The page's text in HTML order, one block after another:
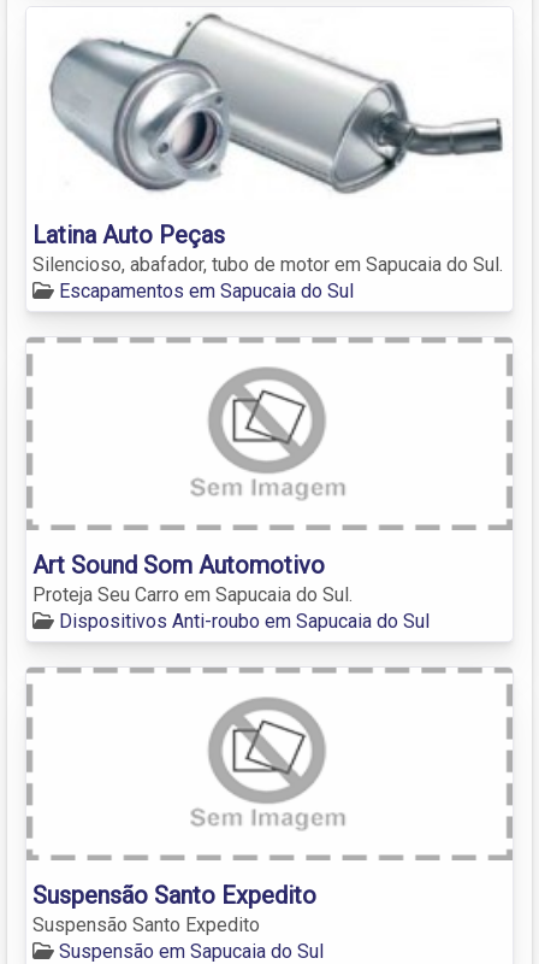
Latina Auto Peças
Silencioso, abafador, tubo de motor em Sapucaia do Sul.
Escapamentos em Sapucaia do Sul
Art Sound Som Automotivo
Proteja Seu Carro em Sapucaia do Sul.
Dispositivos Anti-roubo em Sapucaia do Sul
Suspensão Santo Expedito
Suspensão Santo Expedito
Suspensão em Sapucaia do Sul